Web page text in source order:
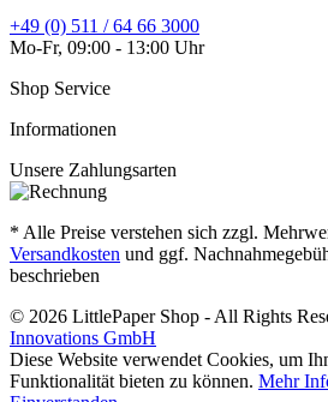
+49 (0) 511 / 64 66 3000
Mo-Fr, 09:00 - 13:00 Uhr
Shop Service
Informationen
Unsere Zahlungsarten
* Alle Preise verstehen sich zzgl.
Versandkosten und ggf.
beschrieben
© 2026 LittlePaper Shop - All Rights
Innovations GmbH
Diese Website verwendet Cookies, um
Funktionalität bieten zu können. Mehr